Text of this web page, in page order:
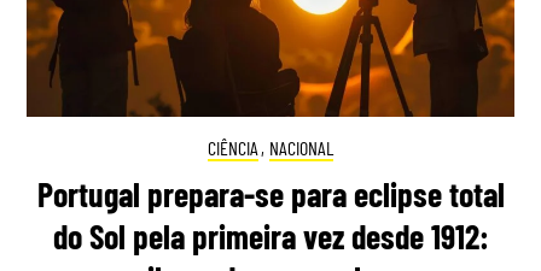
CIÊNCIA , NACIONAL
Portugal prepara-se para eclipse total
do Sol pela primeira vez desde 1912: